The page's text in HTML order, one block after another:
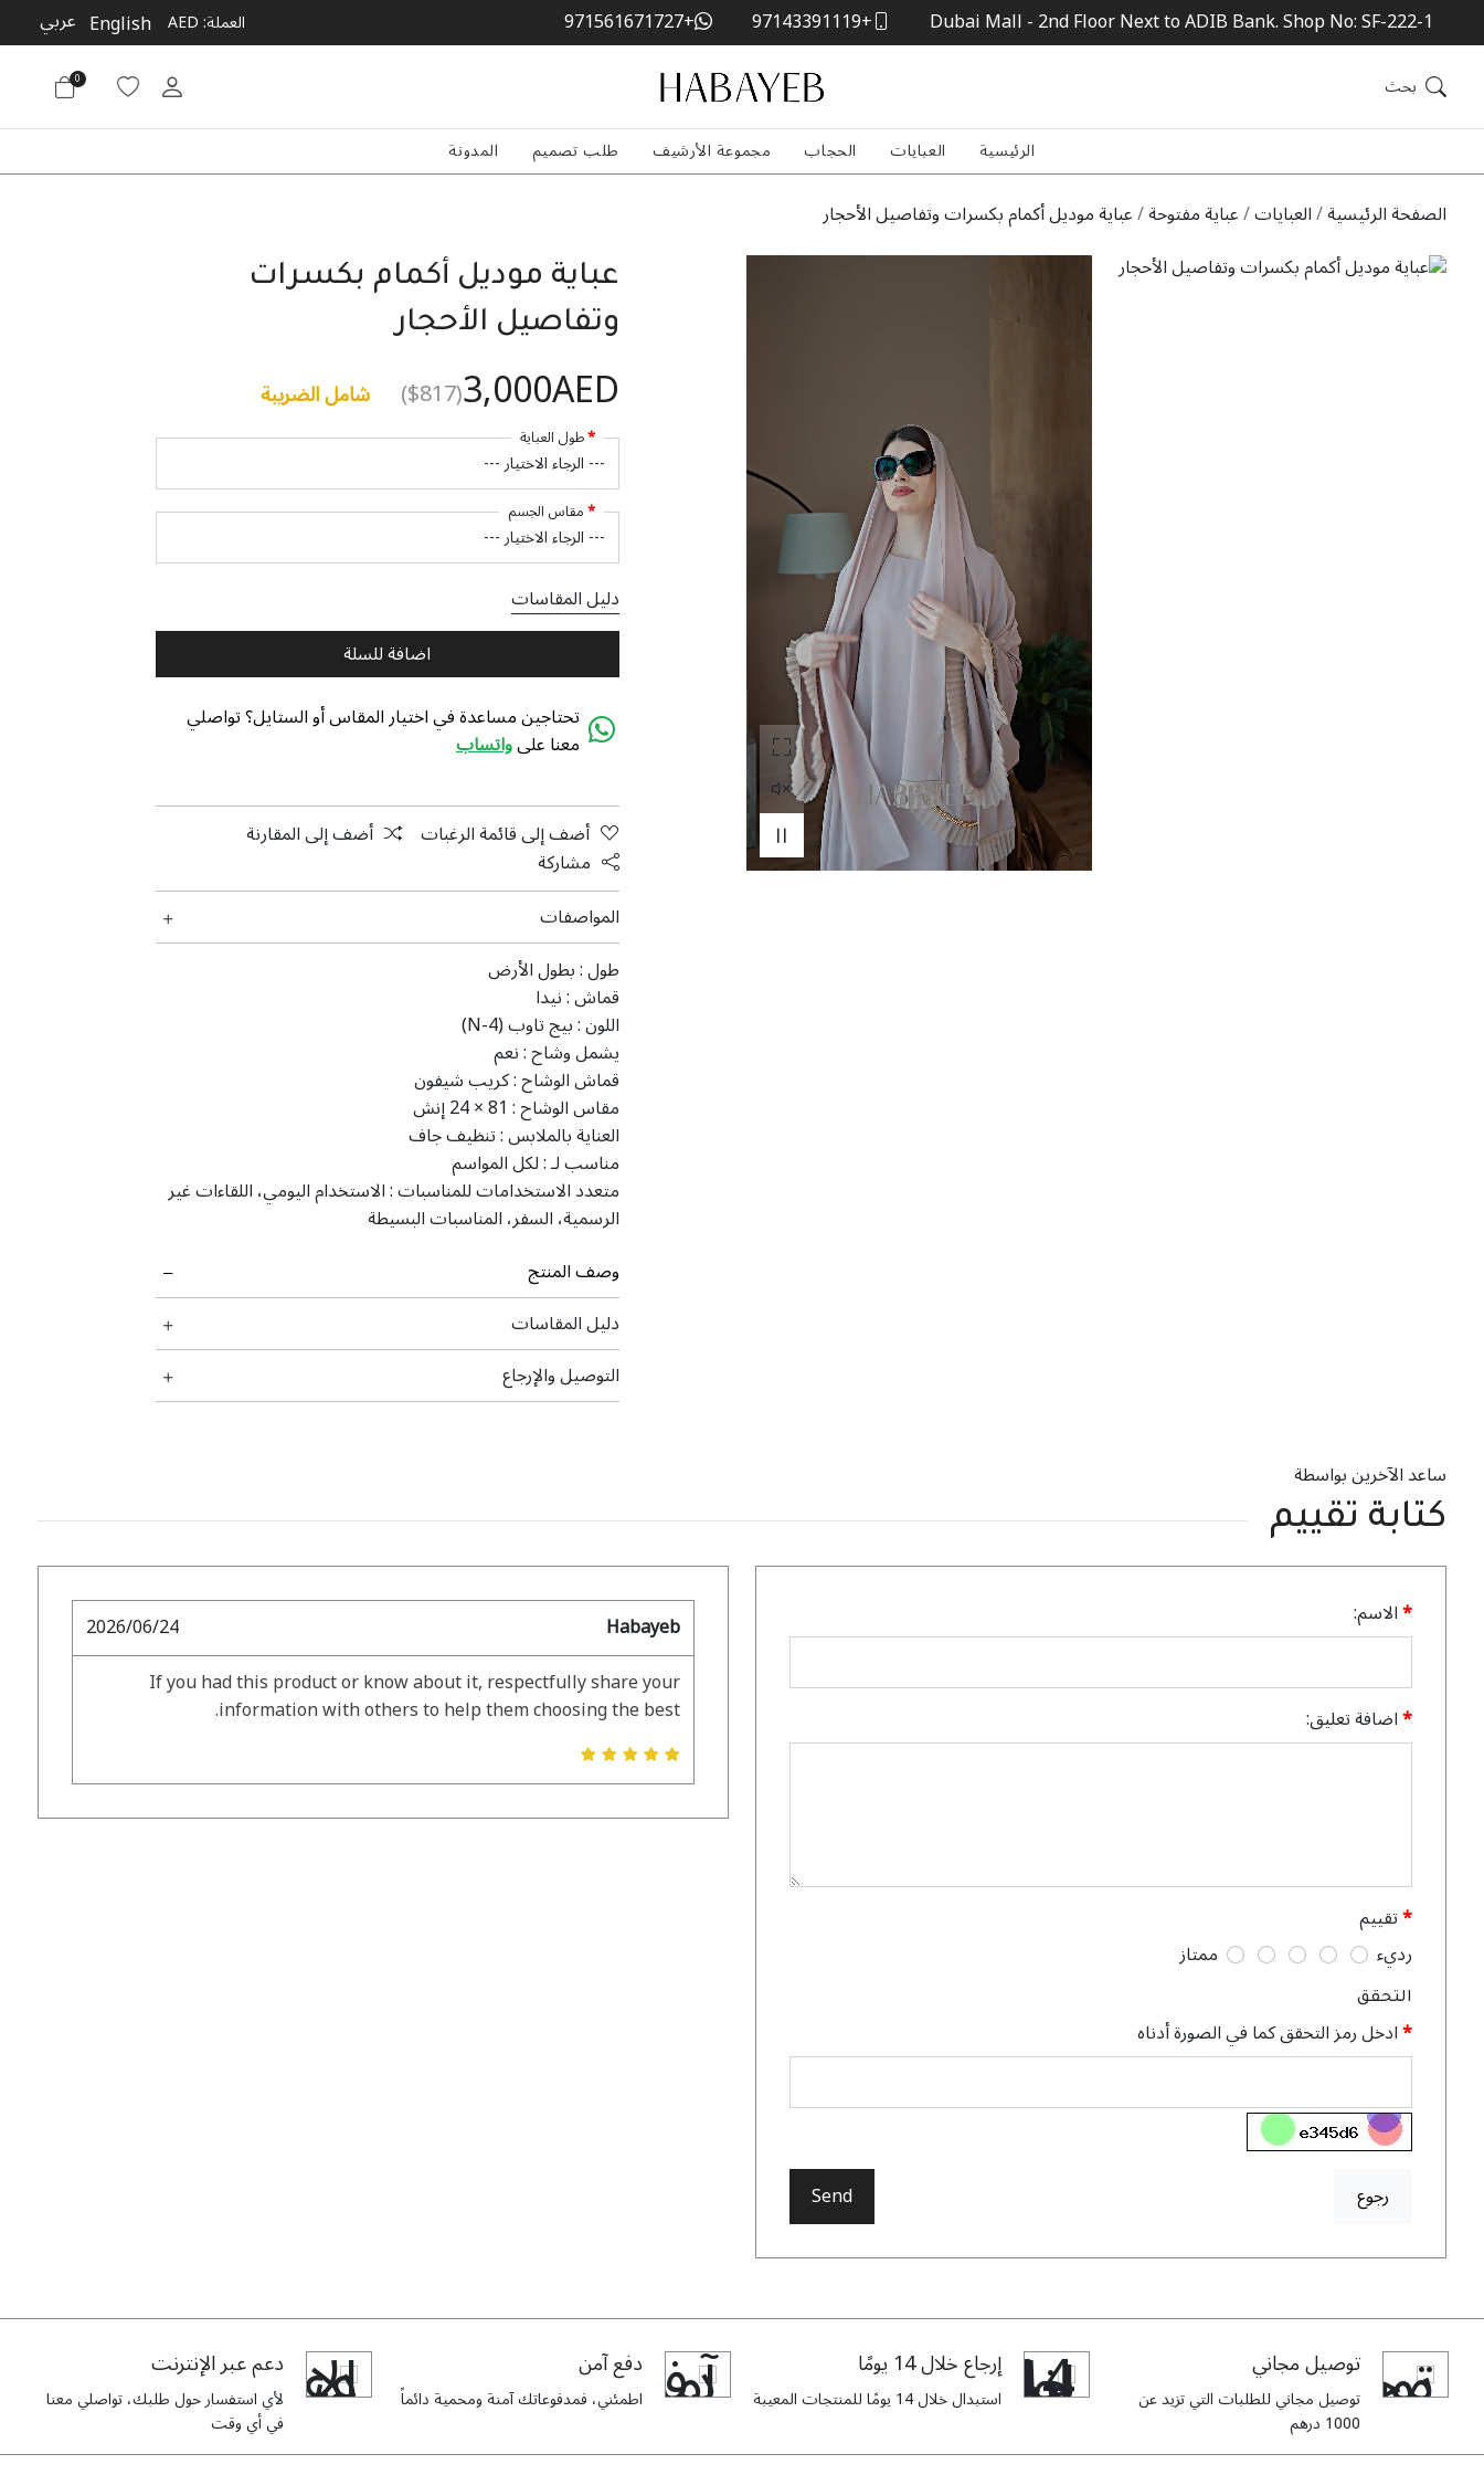
Dubai Mall - 2nd Floor Next to ADIB Bank. Shop No: SF-222-1
+97143391119
+971561671727 العملة:AED
English عربي
بحث 0
الرئيسية العبايات الحجاب مجموعة الأرشيف طلب تصميم المدونة
الصفحة الرئيسية العبايات عباية مفتوحة عباية موديل أكمام بكسرات وتفاصيل الأحجار
عباية موديل أكمام بكسرات
وتفاصيل الأحجار
3,000AED
($817) شامل الضريبة
طول العباية
مقاس الجسم
دليل المقاسات
اضافة للسلة
تحتاجين مساعدة في اختيار المقاس أو الستايل؟ تواصلي
معنا علىواتساب
أضف إلى قائمة الرغبات أضف إلى المقارنة
مشاركة
المواصفات
طول :بطول الأرض
قماش :نيدا
اللون :بيج تاوب (N-4)
يشمل وشاح :نعم
قماش الوشاح :كريب شيفون
مقاس الوشاح :‎24 × 81 إنش
العناية بالملابس :تنظیف جاف
مناسب لـ :لكل المواسم
متعدد الاستخدامات للمناسبات :الاستخدام اليومي، اللقاءات غير
الرسمية، السفر، المناسبات البسيطة
وصف المنتج
دليل المقاسات
التوصيل والإرجاع
ساعد الآخرين بواسطة
كتابة تقييم
الاسم:
اضافة تعليق:
تقييم
رديء
ممتاز
التحقق
ادخل رمز التحقق كما في الصورة أدناه
رجوع Send
Habayeb
2026/06/24
If you had this product or know about it, respectfully share your
information with others to help them choosing the best.
توصيل مجاني
توصيل مجاني للطلبات التي تزيد عن
1000 درهم
إرجاع خلال 14 يومًا
استبدال خلال 14 يومًا للمنتجات المعيبة
دفع آمن
اطمئني، فمدفوعاتك آمنة ومحمية دائماً
دعم عبر الإنترنت
لأي استفسار حول طلبك، تواصلي معنا
في أي وقت